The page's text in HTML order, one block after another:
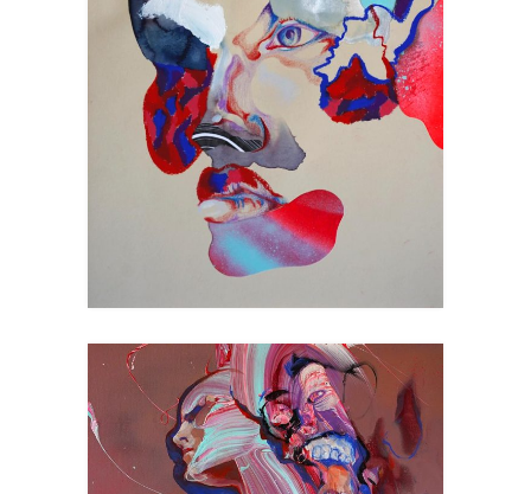
LAKE OF FIRE
Art Collage